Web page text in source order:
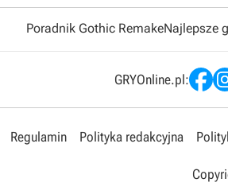
Poradnik Gothic RemakeNajlepsze
GRYOnline.pl:
Regulamin Polityka redakcyjna